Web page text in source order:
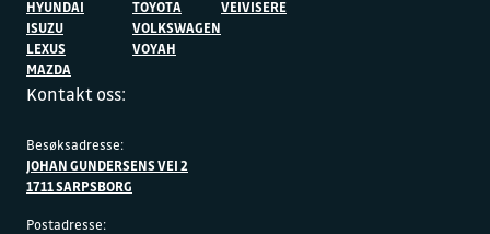
HYUNDAI
ISUZU
LEXUS
MAZDA
TOYOTA
VOLKSWAGEN
VOYAH
VEIVISERE
Kontakt oss:
Besøksadresse:
JOHAN GUNDERSENS VEI 2
1711 SARPSBORG
Postadresse: